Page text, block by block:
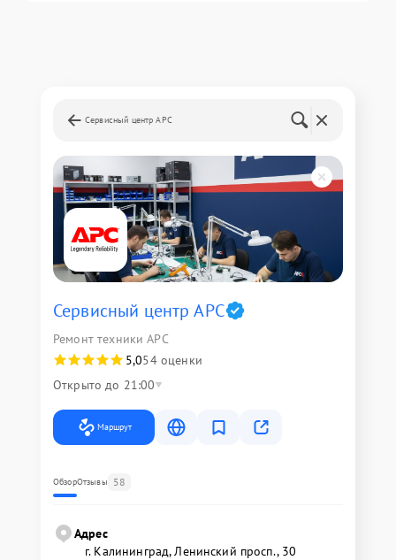
Сервисный центр APC
Сервисный центр APC
Ремонт техники APC
5,054 оценки
Открыто до 21:00
Маршрут
ОбзорОтзывы 58
Адрес
г. Калининград, Ленинский просп., 30